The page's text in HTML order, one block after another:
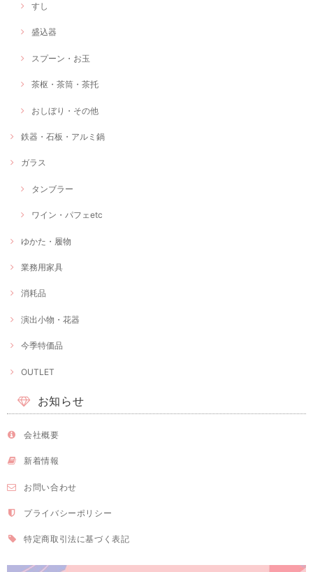
すし
盛込器
スプーン・お玉
茶枢・茶筒・茶托
おしぼり・その他
鉄器・石板・アルミ鍋
ガラス
タンブラー
ワイン・パフェetc
ゆかた・履物
業務用家具
消耗品
演出小物・花器
今季特価品
OUTLET
お知らせ
会社概要
新着情報
お問い合わせ
プライバシーポリシー
特定商取引法に基づく表記